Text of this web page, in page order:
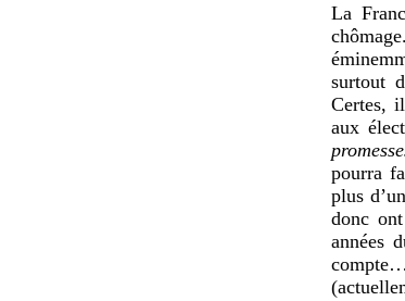
La
surtout
Certes,
aux
pourra
plus
donc
années